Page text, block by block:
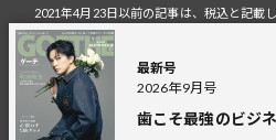
最新号
2026年9月号
歯こそ最強のビジ
2021年4月23日以前の記事は、税込と記載
税込の場合の税額は掲載当時